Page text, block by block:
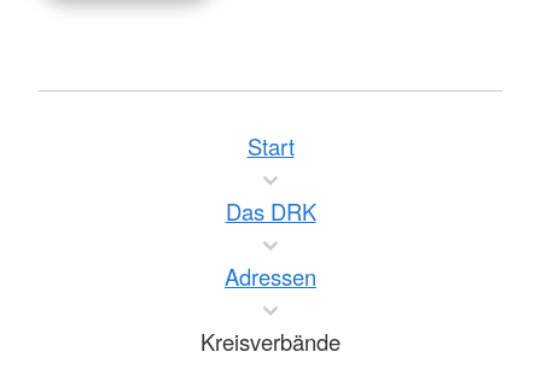
Start
Das DRK
Adressen
Kreisverbände